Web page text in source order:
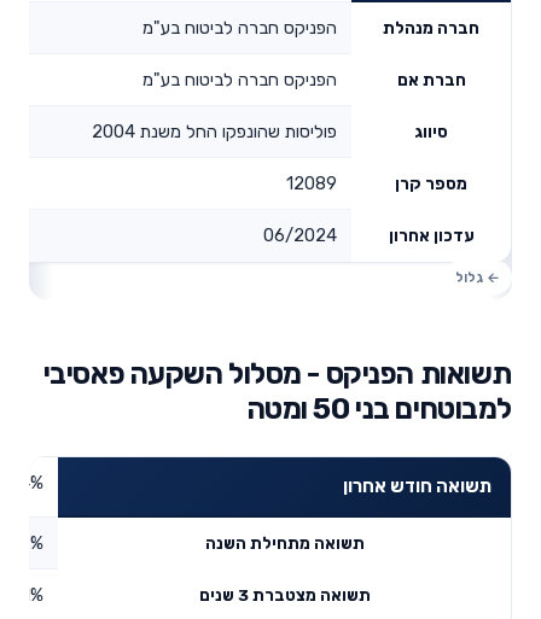
חברה מנהלת הפניקס חברה לביטוח בע"מ
חברת אם הפניקס חברה לביטוח בע"מ
סיווג פוליסות שהונפקו החל משנת 2004
מספר קרן 12089
עדכון אחרון 06/2024
תשואות הפניקס - מסלול השקעה פאסיבי
למבוטחים בני 50 ומטה
תשואה חודש אחרון
תשואה מתחילת השנה
תשואה מצטברת 3 שנים